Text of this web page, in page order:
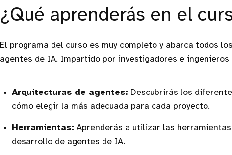
¿Qué aprenderás en el
El programa del curso es muy completo y abarca todos
agentes de IA. Impartido por investigadores e ingenieros
Arquitecturas de agentes: Descubrirás los
cómo elegir la más adecuada para cada proyecto.
Herramientas: Aprenderás a utilizar las
desarrollo de agentes de IA.